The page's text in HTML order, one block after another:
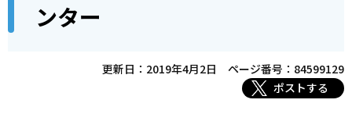
す
ら
ンター
更新日：2019年4月2日
ページ番号：84599129
ポストする